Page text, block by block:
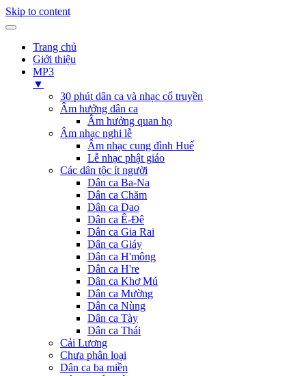
Skip to content
Trang chủ
Giới thiệu
MP3
▼
30 phút dân ca và nhạc cổ truyền
Âm hưởng dân ca
Âm hưởng quan họ
Âm nhạc nghi lễ
Âm nhạc cung đình Huế
Lễ nhạc phật giáo
Các dân tộc ít người
Dân ca Ba-Na
Dân ca Chăm
Dân ca Dao
Dân ca Ê-Đê
Dân ca Gia Rai
Dân ca Giáy
Dân ca H'mông
Dân ca H're
Dân ca Khơ Mú
Dân ca Mường
Dân ca Nùng
Dân ca Tày
Dân ca Thái
Cải Lương
Chưa phân loại
Dân ca ba miền